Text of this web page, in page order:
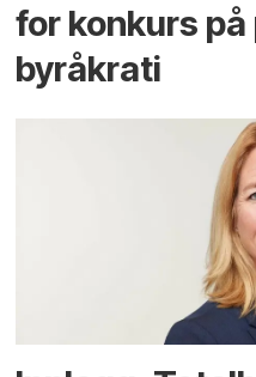
for konkurs
byråkrati